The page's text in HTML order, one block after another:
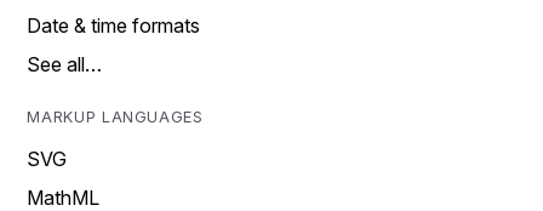
Date & time formats
See all…
MARKUP LANGUAGES
SVG
MathML